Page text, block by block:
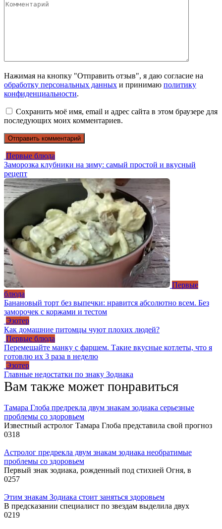
Нажимая на кнопку "Отправить отзыв", я даю согласие на
обработку персональных данных и принимаю политику
конфиденциальности.
Сохранить моё имя, email и адрес сайта в этом браузере для
последующих моих комментариев.
Первые блюда
Заморозка клубники на зиму: самый простой и вкусный
рецепт
Первые
блюда
Банановый торт без выпечки: нравится абсолютно всем. Без
заморочек с коржами и тестом
Эзотер
Как домашние питомцы чуют плохих людей?
Первые блюда
Перемешайте манку с фаршем. Такие вкусные котлеты, что я
готовлю их 3 раза в неделю
Эзотер
Главные недостатки по знаку Зодиака
Вам также может понравиться
Тамара Глоба предрекла двум знакам зодиака серьезные
проблемы со здоровьем
Известный астролог Тамара Глоба представила свой прогноз
0318
Астролог предрекла двум знакам зодиака необратимые
проблемы со здоровьем
Первый знак зодиака, рожденный под стихией Огня, в
0257
Этим знакам Зодиака стоит заняться здоровьем
В предсказании специалист по звездам выделила двух
0219